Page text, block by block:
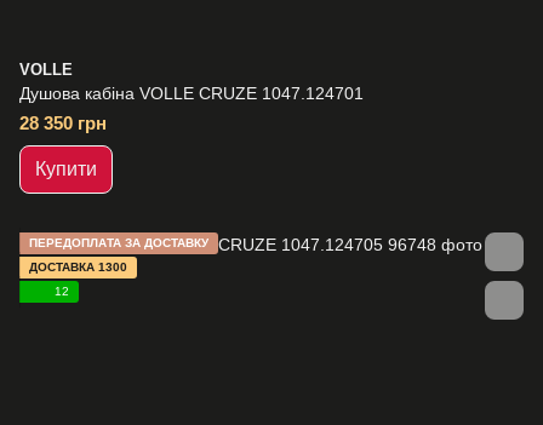
VOLLE
Душова кабіна VOLLE CRUZE 1047.124701
28 350 грн
Купити
ПЕРЕДОПЛАТА ЗА ДОСТАВКУ
ДОСТАВКА 1300
12